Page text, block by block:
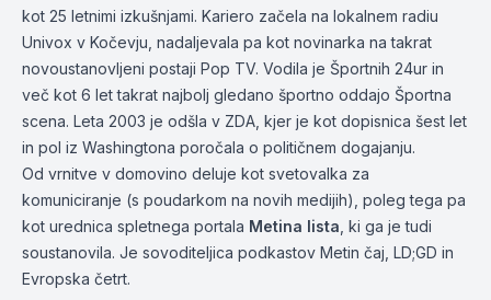
kot 25 letnimi izkušnjami. Kariero začela na lokalnem radiu
Univox v Kočevju, nadaljevala pa kot novinarka na takrat
novoustanovljeni postaji Pop TV. Vodila je Športnih 24ur in
več kot 6 let takrat najbolj gledano športno oddajo Športna
scena. Leta 2003 je odšla v ZDA, kjer je kot dopisnica šest let
in pol iz Washingtona poročala o političnem dogajanju.
Od vrnitve v domovino deluje kot svetovalka za
komuniciranje (s poudarkom na novih medijih), poleg tega pa
kot urednica spletnega portala Metina lista , ki ga je tudi
soustanovila. Je sovoditeljica podkastov Metin čaj, LD;GD in
Evropska četrt.